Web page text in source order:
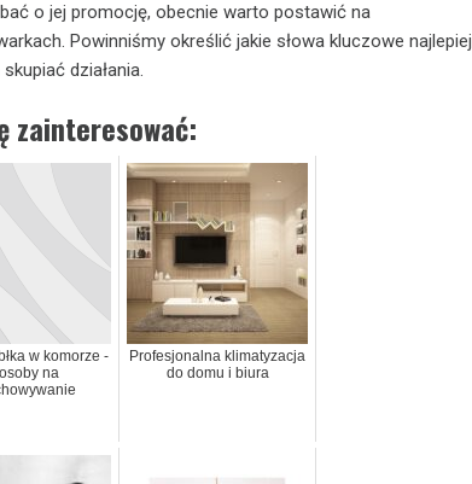
o jej promocję, obecnie warto postawić na
Powinniśmy określić jakie słowa kluczowe najlepiej
działania.
zainteresować:
w komorze -
na
Profesjonalna klimatyzacja
do domu i biura